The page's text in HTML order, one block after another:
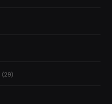
(29)